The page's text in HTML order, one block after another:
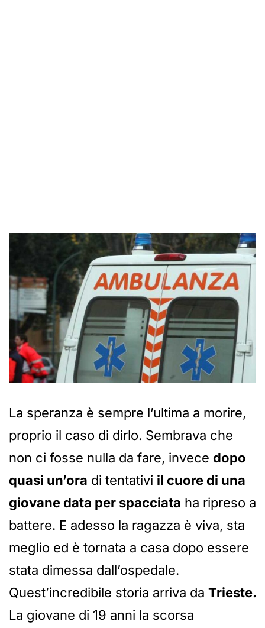
La speranza è sempre l’ultima a morire,
proprio il caso di dirlo. Sembrava che
non ci fosse nulla da fare, invece dopo
quasi un’ora di tentativi il cuore di una
giovane data per spacciata ha ripreso a
battere. E adesso la ragazza è viva, sta
meglio ed è tornata a casa dopo essere
stata dimessa dall’ospedale.
Quest’incredibile storia arriva da Trieste.
La giovane di 19 anni la scorsa